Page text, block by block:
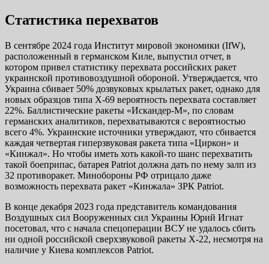
Статистика перехватов
В сентябре 2024 года Институт мировой экономики (IfW),
расположенный в германском Киле, выпустил отчет, в
котором привел статистику перехвата российских ракет
украинской противовоздушной обороной. Утверждается, что
Украина сбивает 50% дозвуковых крылатых ракет, однако для
новых образцов типа Х-69 вероятность перехвата составляет
22%. Баллистические ракеты «Искандер-М», по словам
германских аналитиков, перехватываются с вероятностью
всего 4%. Украинские источники утверждают, что сбивается
каждая четвертая гиперзвуковая ракета типа «Циркон» и
«Кинжал». Но чтобы иметь хоть какой-то шанс перехватить
такой боеприпас, батарея Patriot должна дать по нему залп из
32 противоракет. Минобороны РФ отрицало даже
возможность перехвата ракет «Кинжала» ЗРК Patriot.
В конце декабря 2023 года представитель командования
Воздушных сил Вооруженных сил Украины Юрий Игнат
посетовал, что с начала спецоперации ВСУ не удалось сбить
ни одной российской сверхзвуковой ракеты Х-22, несмотря на
наличие у Киева комплексов Patriot.